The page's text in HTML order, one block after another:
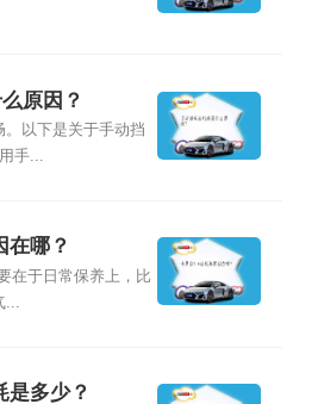
原因？
以下是关于手动挡
手...
在哪？
在于日常保养上，比
是多少？